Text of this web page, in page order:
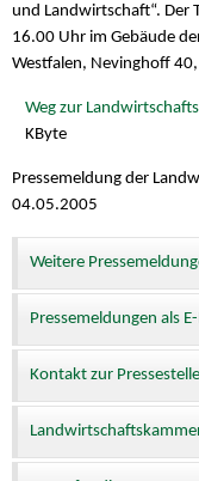
und Landwirtschaft“. Der
16.00 Uhr im Gebäude
Westfalen, Nevinghoff
Weg zur
KByte
Pressemeldung der
04.05.2005
Weitere
Pressemeldungen als
Kontakt zur Pressestelle